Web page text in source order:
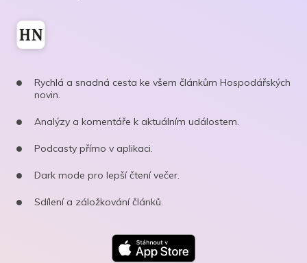
Rychlá a snadná cesta ke všem článkům Hospodářských
novin.
Analýzy a komentáře k aktuálním událostem.
Podcasty přímo v aplikaci.
Dark mode pro lepší čtení večer.
Sdílení a záložkování článků.